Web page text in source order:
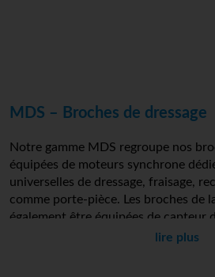
MDS – Broches de dressage
Notre gamme MDS regroupe nos
équipées de moteurs synchrone
universelles de dressage, fraisage,
comme porte-pièce. Les broches de
également être équipées de capteur
lire plus